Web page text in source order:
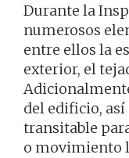
Durante la
numerosos
entre ellos la
exterior, el
del edificio,
transitable
o movimiento